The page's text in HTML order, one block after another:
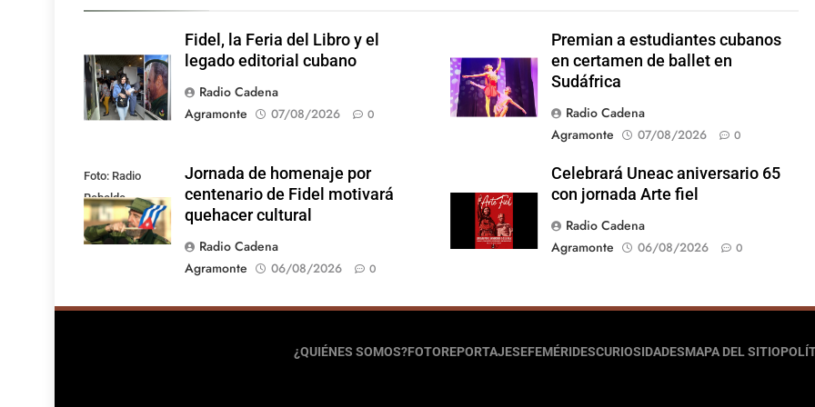
Fidel, la Feria del Libro y el
legado editorial cubano
Radio Cadena
Agramonte
07/08/2026 0
Premian a estudiantes cubanos
en certamen de ballet en
Sudáfrica
Radio Cadena
Agramonte
07/08/2026 0
Foto: Radio
Rebelde
Jornada de homenaje por
centenario de Fidel motivará
quehacer cultural
Radio Cadena
Agramonte
06/08/2026 0
Celebrará Uneac aniversario 65
con jornada Arte fiel
Radio Cadena
Agramonte
06/08/2026 0
¿QUIÉNES SOMOS?FOTOREPORTAJESEFEMÉRIDESCURIOSIDADESMAPA DEL SITIO